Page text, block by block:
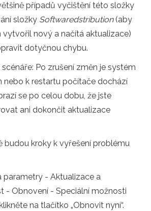
případů vyčištění této složky
složky Softwaredstribution(aby
vytvořil nový a načítá aktualizace)
dotyčnou chybu.
Po zrušení změn je systém
nebo k restartu počítače dochází
se po celou dobu, že jste
ani dokončit aktualizace
budou kroky k vyřešení problému
parametry - Aktualizace a
- Obnovení - Speciální možnosti
na tlačítko „Obnovit nyní“.